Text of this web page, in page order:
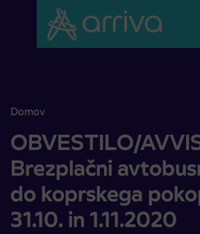
Skoči na vsebino
Domov
OBVESTILO/AVVISO: Brezplačni
OBVESTILO/
Brezplačni
do koprskega
31.10. in 1.11.2020